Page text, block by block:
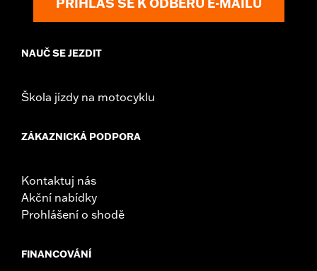
NAUČ SE JEZDIT
Škola jízdy na motocyklu
ZÁKAZNICKÁ PODPORA
Kontaktuj nás
Akční nabídky
Prohlášení o shodě
FINANCOVÁNÍ